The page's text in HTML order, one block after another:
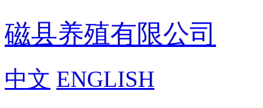
磁县养殖有限公司
中文 ENGLISH